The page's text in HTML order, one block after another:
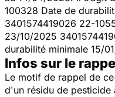
100328 Date de
3401574419026 22-
23/10/2025
durabilité minimale 15/
Infos sur le
Le motif de rappel de
d'un résidu de pesticide